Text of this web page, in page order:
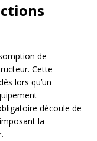
de
Cette
lors qu’un
découle de
la